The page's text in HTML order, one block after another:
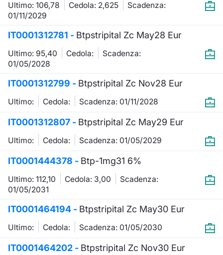
Ultimo: 106,78 Cedola: 2,625
Scadenza:
01/11/2029
IT0001312781 - Btpstripital Zc May28 Eur
Ultimo: 95,40 Cedola:
Scadenza:
01/05/2028
IT0001312799 - Btpstripital Zc Nov28 Eur
Ultimo: Cedola: Scadenza: 01/11/2028
IT0001312807 - Btpstripital Zc May29 Eur
Ultimo: Cedola: Scadenza: 01/05/2029
IT0001444378 - Btp-1mg31 6%
Ultimo: 112,10 Cedola: 3,00
Scadenza:
01/05/2031
IT0001464194 - Btpstripital Zc May30 Eur
Ultimo: Cedola: Scadenza: 01/05/2030
IT0001464202 - Btpstripital Zc Nov30 Eur
Avvisi
Specialist
RFQ
Spread Europei
Formazione
Statistiche del Mercato